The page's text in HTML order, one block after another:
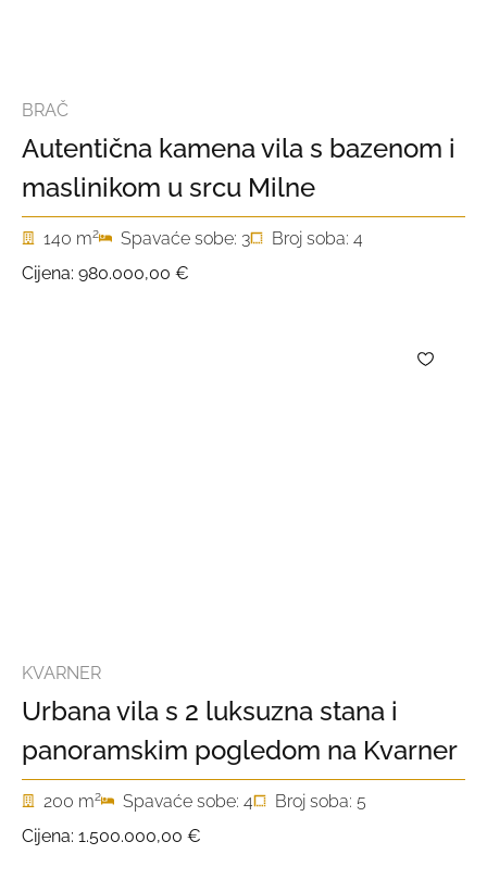
BRAČ
Autentična kamena vila s bazenom i
maslinikom u srcu Milne
140 m2 Spavaće sobe: 3
Broj soba: 4
Cijena: 980.000,00 €
KVARNER
Urbana vila s 2 luksuzna stana i
panoramskim pogledom na Kvarner
200 m2 Spavaće sobe: 4
Broj soba: 5
Cijena: 1.500.000,00 €